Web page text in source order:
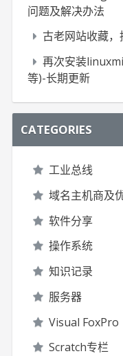
问题及解决办法
古老网站收藏
再次安装
等)-长期更新
CATEGORIES
工业总线
域名主机商及
软件分享
操作系统
知识记录
服务器
Visual FoxPro
Scratch专栏